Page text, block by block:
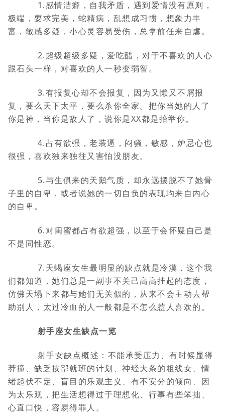
1.感情洁癖，自我矛盾，遇到爱情没有原则，
极端，要求完美，蛇精病，乱想成习惯，想象力丰
富，敏感多疑，小心灵容易受伤，总拿前任来自虐。
2.超级超级多疑，爱吃醋，对于不喜欢的人心
跟石头一样，对喜欢的人一秒变弱智。
3.有报复心却不会报复，因为又懒又不屑报
复，要么天下太平，要么杀你全家。把你当她的人了
你是神，当你是敌人了，说你是XX都是抬举你。
4.占有欲强，老装逼，闷骚，敏感，妒忌心也
很强，喜欢独来独往又害怕没朋友。
5.与生俱来的天鹅气质，却永远摆脱不了她骨
子里的自卑，或者说她的一切自负的表现均来自内心
的自卑。
6.对闺蜜都占有欲超强，以至于会怀疑自己是
不是同性恋。
7.天蝎座女生最明显的缺点就是冷漠，这个我
们都知道，她们总是一副事不关己高高挂起的态度，
仿佛天塌下来都与她们无关似的，从来不会主动去帮
助别人，太过冷血的人一般都是不怎么惹人喜欢的。
射手座女生缺点一览
射手女缺点概述：不能承受压力、有时候显得
莽撞、缺乏按部就班的计划、神经大条的粗线女、情
绪起伏不定、盲目的乐观主义、有不安分的倾向、因
为太乐观，把生活想得过于理想化、行事有些笨拙、
心直口快，容易得罪人。